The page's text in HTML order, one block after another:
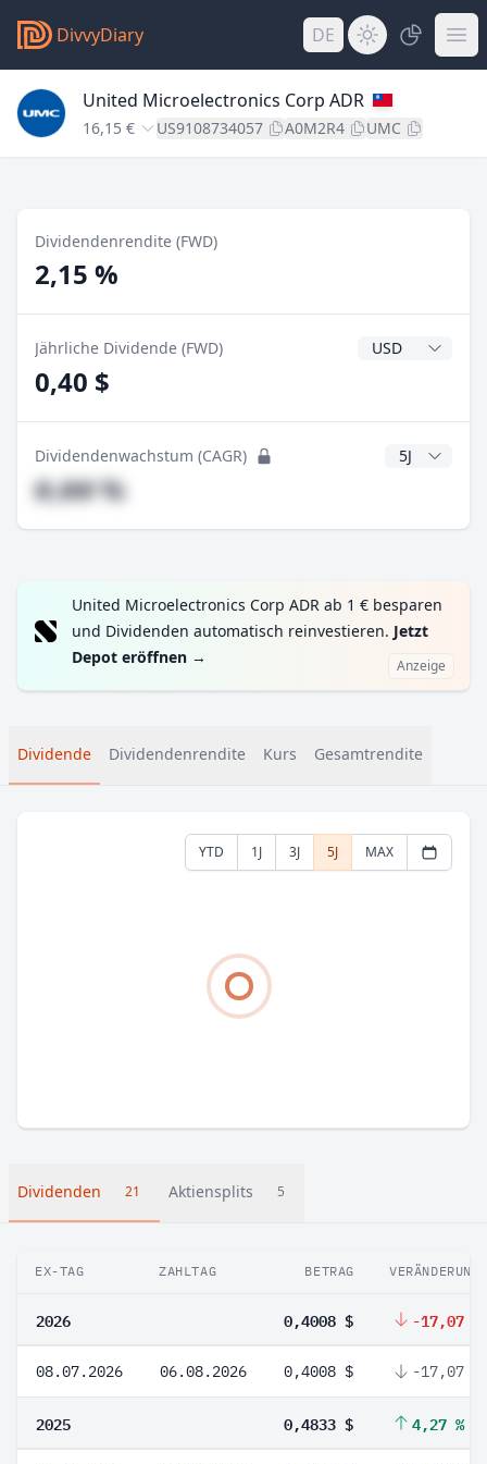
DivvyDiary DE
United Microelectronics Corp ADR
16,15 € US9108734057 A0M2R4 UMC
Dividendenrendite (FWD)
2,15 %
Jährliche Dividende (FWD)
0,40 $
Dividendenwachstum (CAGR) CAGR Jahre
#,## %
United Microelectronics Corp ADR ab 1 € besparen
und Dividenden automatisch reinvestieren. Jetzt
Depot eröffnen → Anzeige
Dividende Dividendenrendite Kurs Gesamtrendite
YTD 1J 3J 5J MAX
Dividenden 21 Aktiensplits 5
EX-TAG ZAHLTAG BETRAG VERÄNDERUNG
2026 0,4008 $ -17,07 %
08.07.2026 06.08.2026 0,4008 $ -17,07 %
2025 0,4833 $ 4,27 %